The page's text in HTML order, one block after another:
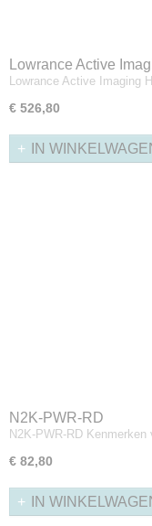
Lowrance Active
Lowrance Active Imaging
€ 526,80
IN
N2K-PWR-RD
N2K-PWR-RD
€ 82,80
IN